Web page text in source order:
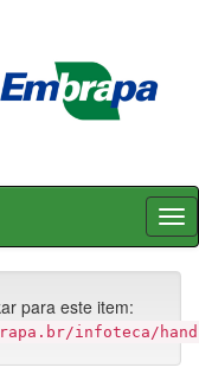
para este item:
infoteca/